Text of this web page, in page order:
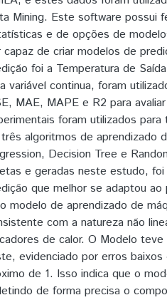
Mining. Este software possui
e de opções de
capaz de criar modelos de
foi a Temperatura de
variável continua, foram
MAE, MAPE e R2 para
foram utilizados
algoritmos de aprendizado
Decision Tree e
e geradas neste estudo,
que melhor se adaptou
modelo de aprendizado de
com a natureza não
de calor. O Modelo
evidenciado por erros
de 1. Isso indica que o
de forma precisa o